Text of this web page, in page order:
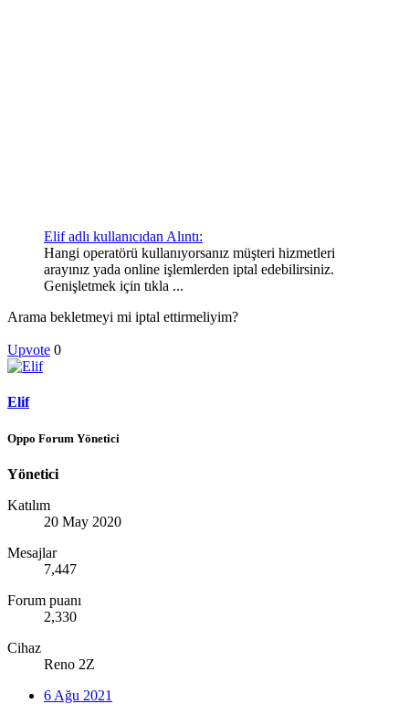
Elif adlı kullanıcıdan Alıntı:
Hangi operatörü kullanıyorsanız müşteri hizmetleri
arayınız yada online işlemlerden iptal edebilirsiniz.
Genişletmek için tıkla ...
Arama bekletmeyi mi iptal ettirmeliyim?
Upvote 0
Elif
Oppo Forum Yönetici
Yönetici
Katılım
20 May 2020
Mesajlar
7,447
Forum puanı
2,330
Cihaz
Reno 2Z
6 Ağu 2021